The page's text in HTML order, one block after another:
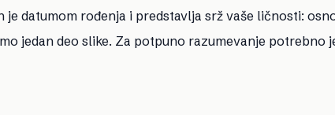
je datumom rođenja i predstavlja srž vaše ličnosti:
jedan deo slike. Za potpuno razumevanje potrebno